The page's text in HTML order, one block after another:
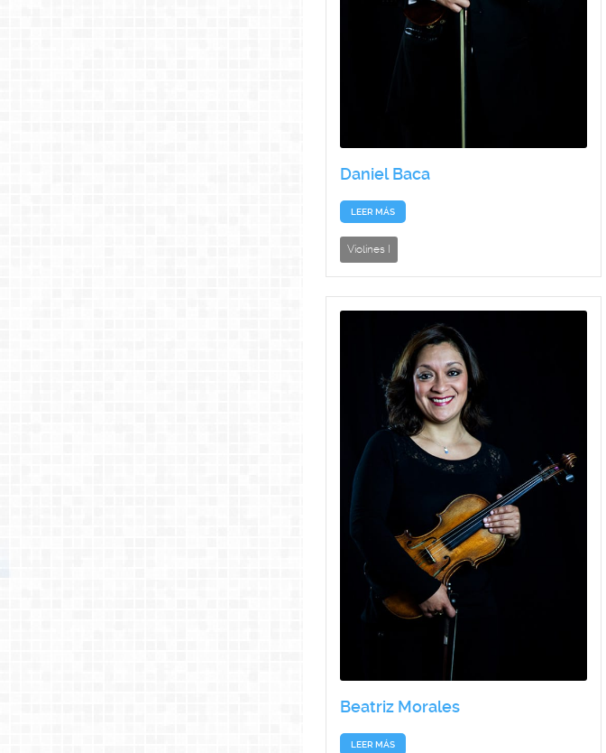
Daniel Baca
LEER MÁS
Violines I
Beatriz Morales
LEER MÁS